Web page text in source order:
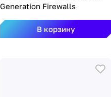
Generation Firewalls
В корзину